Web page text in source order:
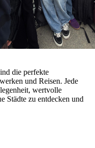
die perfekte
und Reisen. Jede
wertvolle
Städte zu entdecken und